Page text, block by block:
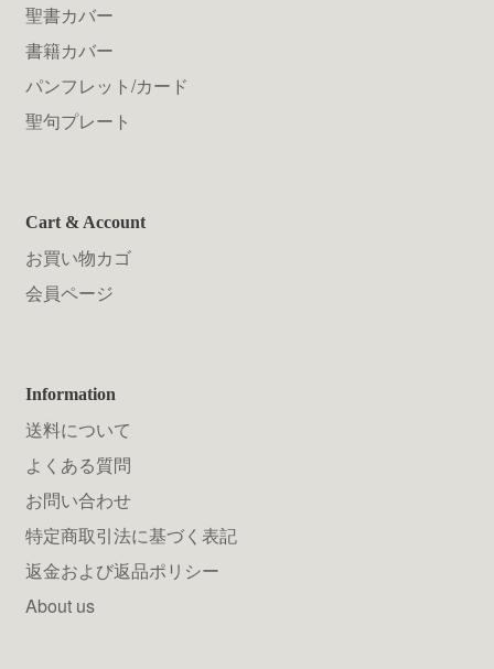
聖書カバー
書籍カバー
パンフレット/カード
聖句プレート
Cart & Account
お買い物カゴ
会員ページ
Information
送料について
よくある質問
お問い合わせ
特定商取引法に基づく表記
返金および返品ポリシー
About us